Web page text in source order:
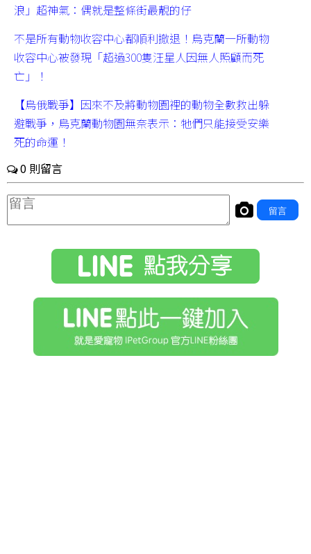
浪」超神氣：偶就是整條街最靚的仔
不是所有動物收容中心都順利撤退！烏克蘭一所動物
收容中心被發現「超過300隻汪星人因無人照顧而死
亡」！
【烏俄戰爭】因來不及將動物園裡的動物全數救出躲
避戰爭，烏克蘭動物園無奈表示：牠們只能接受安樂
死的命運！